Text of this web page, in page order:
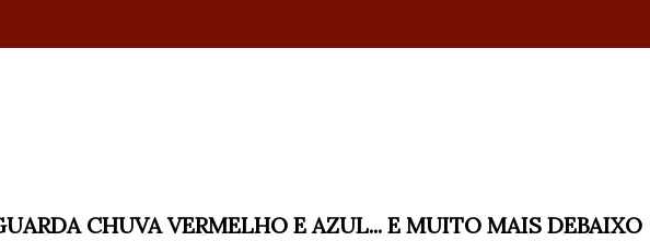
CHUVA VERMELHO E AZUL... E MUITO MAIS DEBAIXO